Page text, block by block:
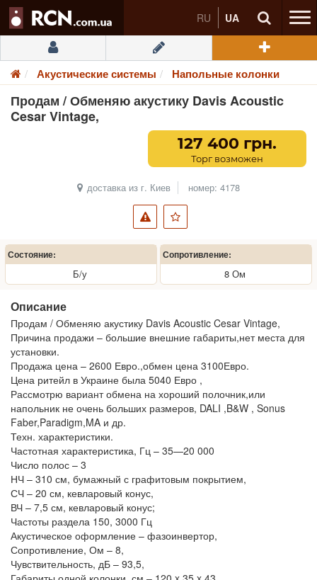
RU UA
Акустические системы Напольные колонки
Продам / Обменяю акустику Davis Acoustic
Cesar Vintage,
127 400 грн.
Торг возможен
доставка из г. Киев номер: 4178
Состояние:
Б/у
Сопротивление:
8 Ом
Описание
Продам / Обменяю акустику Davis Acoustic Cesar Vintage,
Причина продажи – большие внешние габариты,нет места для
установки.
Продажа цена – 2600 Евро.,обмен цена 3100Евро.
Цена ритейл в Украине была 5040 Евро ,
Рассмотрю вариант обмена на хороший полочник,или
напольник не очень больших размеров, DALI ,B&W , Sonus
Faber,Paradigm,MA и др.
Техн. характеристики.
Частотная характеристика, Гц – 35—20 000
Число полос – 3
НЧ – 310 см, бумажный с графитовым покрытием,
СЧ – 20 см, кевларовый конус,
ВЧ – 7,5 см, кевларовый конус;
Частоты раздела 150, 3000 Гц
Акустическое оформление – фазоинвертор,
Сопротивление, Ом – 8,
Чувствительность, дБ – 93,5,